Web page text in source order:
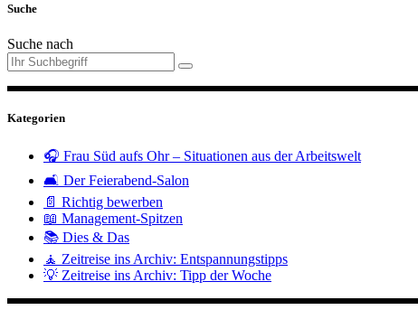
Suche
Suche nach
Kategorien
🎧 Frau Süd aufs Ohr – Situationen aus der Arbeitswelt
🛋️ Der Feierabend-Salon
📄 Richtig bewerben
📖 Management-Spitzen
📚 Dies & Das
🧘 Zeitreise ins Archiv: Entspannungstipps
💡 Zeitreise ins Archiv: Tipp der Woche